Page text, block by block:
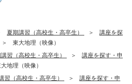
夏期講習（高校生・高卒生）
講座を探
東大地理（映像）
習（高校生・高卒生）
講座を探す・申
地理（映像）
習（高校生・高卒生）
講座を探す・申